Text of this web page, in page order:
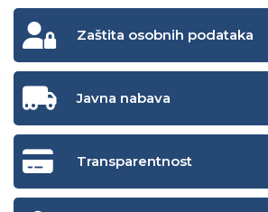
Zaštita osobnih podataka
Javna nabava
Transparentnost